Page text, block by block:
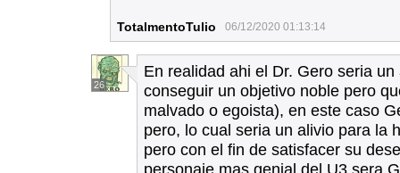
TotalmentoTulio 06/12/2020 01:13:14
26
En realidad ahi el Dr. Gero seria
conseguir un objetivo noble pero
malvado o egoista), en este caso
pero, lo cual seria un alivio para la
pero con el fin de satisfacer su
personaje mas genial del U3 sera